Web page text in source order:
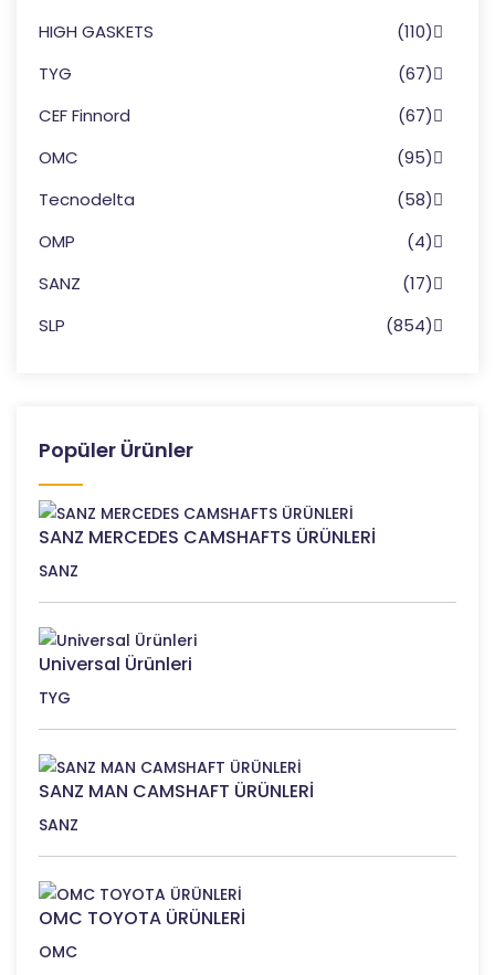
HIGH GASKETS
(110)
TYG
(67)
CEF Finnord
(67)
OMC
(95)
Tecnodelta
(58)
OMP
(4)
SANZ
(17)
SLP
(854)
Popüler Ürünler
SANZ MERCEDES CAMSHAFTS ÜRÜNLERİ
SANZ
Universal Ürünleri
TYG
SANZ MAN CAMSHAFT ÜRÜNLERİ
SANZ
OMC TOYOTA ÜRÜNLERİ
OMC